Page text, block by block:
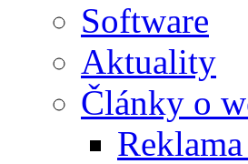
Software
Aktuality
Články o